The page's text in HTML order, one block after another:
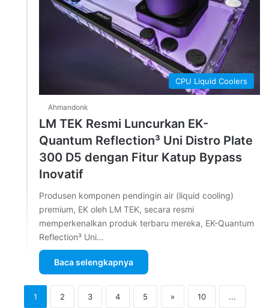
CPU Liquid Coolers
Ahmandonk
LM TEK Resmi Luncurkan EK-
Quantum Reflection³ Uni Distro Plate
300 D5 dengan Fitur Katup Bypass
Inovatif
Produsen komponen pendingin air (liquid cooling)
premium, EK oleh LM TEK, secara resmi
memperkenalkan produk terbaru mereka, EK-Quantum
Reflection³ Uni…
Baca selengkapnya
1 2 3 4 5 » 10 ...